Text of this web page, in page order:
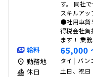
す。 同社
スキルア
●社用車貸
得税会社負
ます！ 業
給料 65,000
勤務地 タイ | バン
休日 土日、祝日